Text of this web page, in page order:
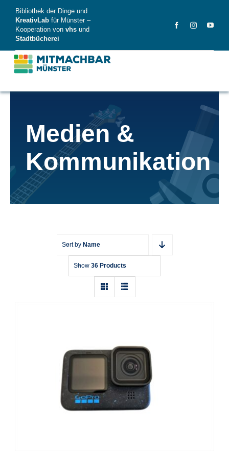
content
Bibliothek der Dinge und
KreativLab für Münster –
Kooperation von vhs und
Stadtbücherei
Dinge
FAQ
News
Videos
Medien &
Kommunikation
Sort by Name
Show 36 Products
Action Cam GoPro HERO 12 Black